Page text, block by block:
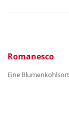
Romanesco
Eine